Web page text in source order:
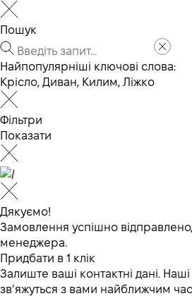
Пошук
Найпопулярніші ключові слова:
Крісло, Диван, Килим, Ліжко
Фільтри
Показати
Дякуємо!
Замовлення успішно відправлено,
менеджера.
Придбати в 1 клік
Залиште ваші контактні дані.
зв’яжуться з вами найближчим